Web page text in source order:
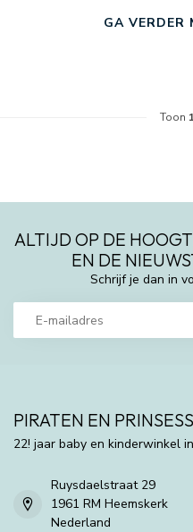
GA VERDER
Toon 1
ALTIJD OP DE
EN DE
Schrijf je dan in
PIRATEN EN
22! jaar baby en kinderwinkel
Ruysdaelstraat 29
1961 RM Heemskerk
Nederland